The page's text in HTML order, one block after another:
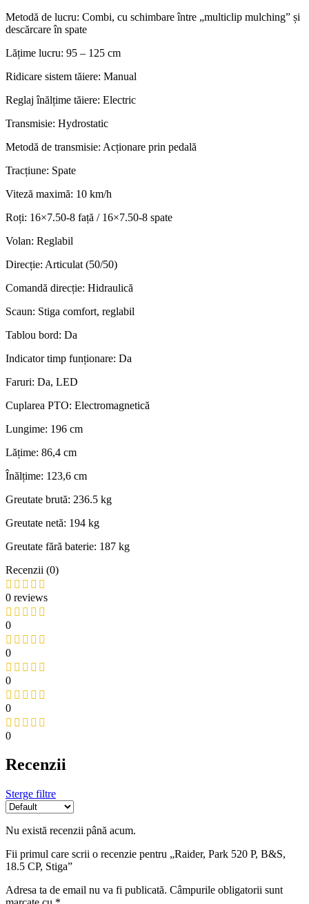
Metodă de lucru: Combi, cu schimbare între „multiclip mulching” și
descărcare în spate
Lățime lucru: 95 – 125 cm
Ridicare sistem tăiere: Manual
Reglaj înălțime tăiere: Electric
Transmisie: Hydrostatic
Metodă de transmisie: Acționare prin pedală
Tracțiune: Spate
Viteză maximă: 10 km/h
Roți: 16×7.50-8 față / 16×7.50-8 spate
Volan: Reglabil
Direcție: Articulat (50/50)
Comandă direcție: Hidraulică
Scaun: Stiga comfort, reglabil
Tablou bord: Da
Indicator timp funționare: Da
Faruri: Da, LED
Cuplarea PTO: Electromagnetică
Lungime: 196 cm
Lățime: 86,4 cm
Înălțime: 123,6 cm
Greutate brută: 236.5 kg
Greutate netă: 194 kg
Greutate fără baterie: 187 kg
Recenzii (0)
0 reviews
0
0
0
0
0
Recenzii
Sterge filtre
Nu există recenzii până acum.
Fii primul care scrii o recenzie pentru „Raider, Park 520 P, B&S,
18.5 CP, Stiga”
Adresa ta de email nu va fi publicată. Câmpurile obligatorii sunt